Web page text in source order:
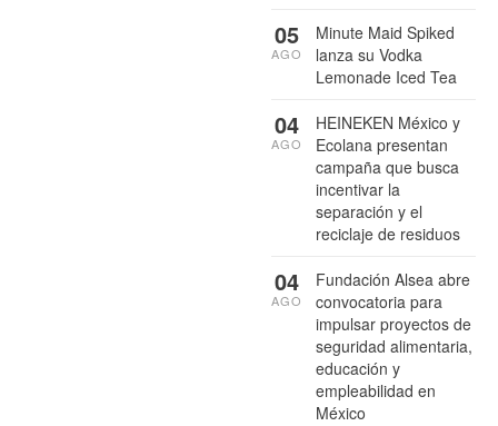
Minute Maid Spiked
lanza su Vodka
Lemonade Iced Tea
05
AGO
HEINEKEN México y
Ecolana presentan
campaña que busca
incentivar la
separación y el
reciclaje de residuos
04
AGO
Fundación Alsea abre
convocatoria para
impulsar proyectos de
seguridad alimentaria,
educación y
empleabilidad en
México
04
AGO